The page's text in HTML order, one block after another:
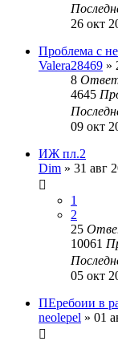
26 окт
Проблема с
Valera28469 »
8
4645
09 окт
ИЖ пл.2
Dim » 31 авг
1
2
25
10061
05 окт
ПЕребоии в
neolepel » 01